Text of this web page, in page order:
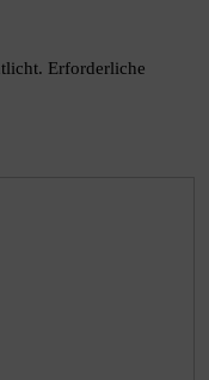
Erforderliche